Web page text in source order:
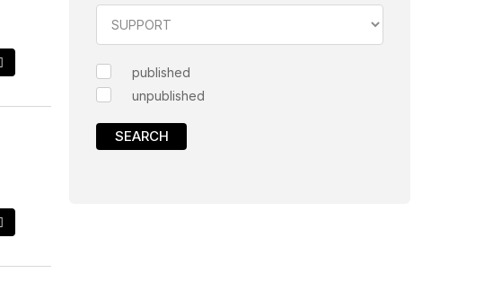
published
unpublished
SEARCH